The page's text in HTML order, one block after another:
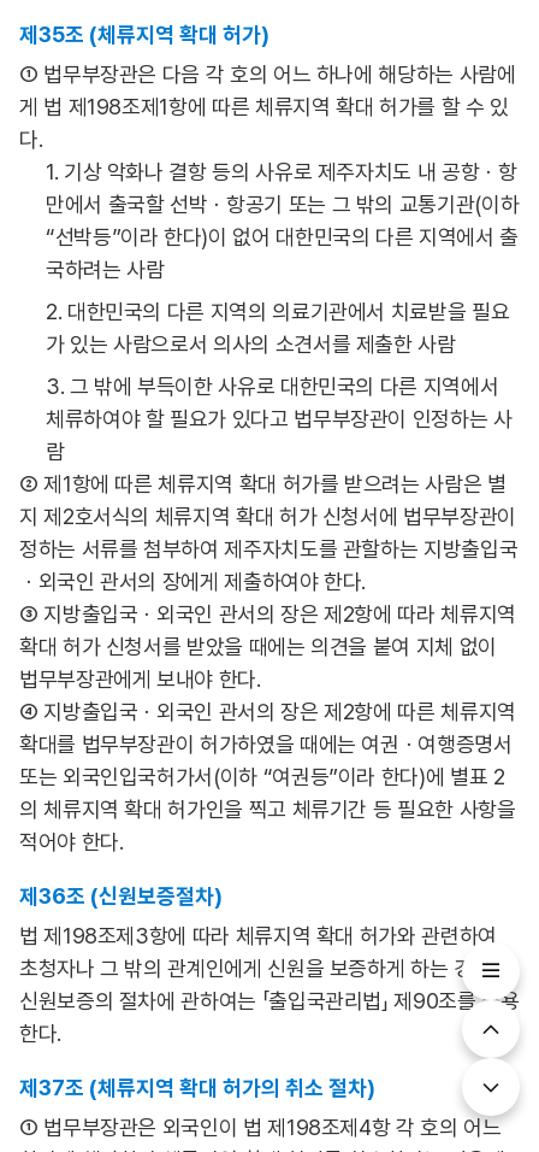
제35조 (체류지역 확대 허가)
① 법무부장관은 다음 각 호의 어느 하나에 해당하는 사람에
게 법 제198조제1항에 따른 체류지역 확대 허가를 할 수 있
다.
1. 기상 악화나 결항 등의 사유로 제주자치도 내 공항ㆍ항
만에서 출국할 선박ㆍ항공기 또는 그 밖의 교통기관(이하
“선박등”이라 한다)이 없어 대한민국의 다른 지역에서 출
국하려는 사람
2. 대한민국의 다른 지역의 의료기관에서 치료받을 필요
가 있는 사람으로서 의사의 소견서를 제출한 사람
3. 그 밖에 부득이한 사유로 대한민국의 다른 지역에서
체류하여야 할 필요가 있다고 법무부장관이 인정하는 사
람
② 제1항에 따른 체류지역 확대 허가를 받으려는 사람은 별
지 제2호서식의 체류지역 확대 허가 신청서에 법무부장관이
정하는 서류를 첨부하여 제주자치도를 관할하는 지방출입국
ㆍ외국인 관서의 장에게 제출하여야 한다.
③ 지방출입국ㆍ외국인 관서의 장은 제2항에 따라 체류지역
확대 허가 신청서를 받았을 때에는 의견을 붙여 지체 없이
법무부장관에게 보내야 한다.
④ 지방출입국ㆍ외국인 관서의 장은 제2항에 따른 체류지역
확대를 법무부장관이 허가하였을 때에는 여권ㆍ여행증명서
또는 외국인입국허가서(이하 “여권등”이라 한다)에 별표 2
의 체류지역 확대 허가인을 찍고 체류기간 등 필요한 사항을
적어야 한다.
제36조 (신원보증절차)
법 제198조제3항에 따라 체류지역 확대 허가와 관련하여
초청자나 그 밖의 관계인에게 신원을 보증하게 하는 경우 그
신원보증의 절차에 관하여는 「출입국관리법」 제90조를 준용
한다.
제37조 (체류지역 확대 허가의 취소 절차)
① 법무부장관은 외국인이 법 제198조제4항 각 호의 어느